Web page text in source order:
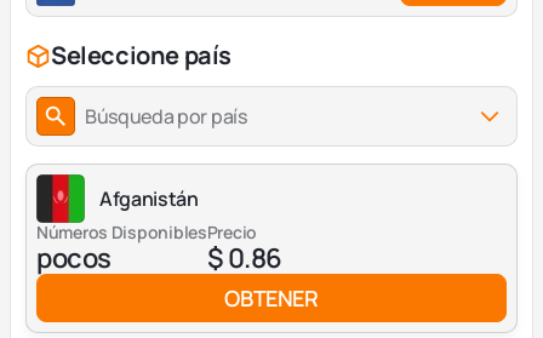
Seleccione país
Búsqueda por país
Afganistán
Números Disponibles
pocos
Precio
$ 0.86
OBTENER